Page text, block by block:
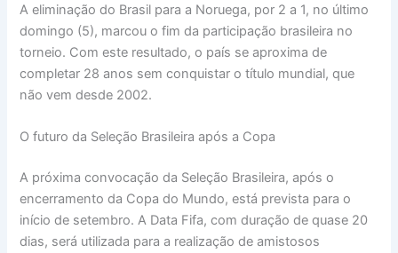
A eliminação do Brasil para a Noruega, por 2 a 1, no último
domingo (5), marcou o fim da participação brasileira no
torneio. Com este resultado, o país se aproxima de
completar 28 anos sem conquistar o título mundial, que
não vem desde 2002.
O futuro da Seleção Brasileira após a Copa
A próxima convocação da Seleção Brasileira, após o
encerramento da Copa do Mundo, está prevista para o
início de setembro. A Data Fifa, com duração de quase 20
dias, será utilizada para a realização de amistosos